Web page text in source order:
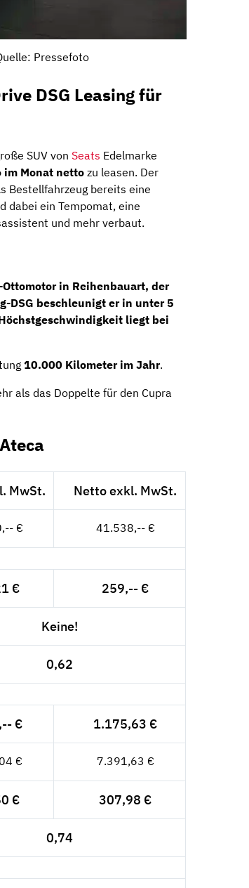
Pressefoto
DSG Leasing für
SUV von Seats Edelmarke
im Monat netto zu leasen. Der
Bestellfahrzeug bereits eine
dabei ein Tempomat, eine
und mehr verbaut.
Ottomotorin Reihenbauart, der
DSG beschleunigt er in unter 5
liegt bei
10.000 Kilometer im Jahr.
als das Doppelte für den Cupra
MwSt. Netto exkl. MwSt.
€ 41.538,-- €
€ 259,-- €
Keine!
0,62
€ 1.175,63 €
€ 7.391,63 €
€ 307,98 €
0,74